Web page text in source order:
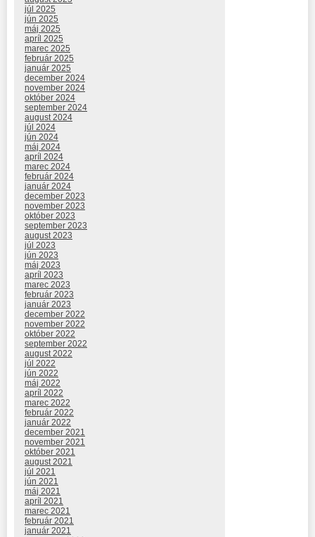
júl 2025
jún 2025
máj 2025
apríl 2025
marec 2025
február 2025
január 2025
december 2024
november 2024
október 2024
september 2024
august 2024
júl 2024
jún 2024
máj 2024
apríl 2024
marec 2024
február 2024
január 2024
december 2023
november 2023
október 2023
september 2023
august 2023
júl 2023
jún 2023
máj 2023
apríl 2023
marec 2023
február 2023
január 2023
december 2022
november 2022
október 2022
september 2022
august 2022
júl 2022
jún 2022
máj 2022
apríl 2022
marec 2022
február 2022
január 2022
december 2021
november 2021
október 2021
august 2021
júl 2021
jún 2021
máj 2021
apríl 2021
marec 2021
február 2021
január 2021